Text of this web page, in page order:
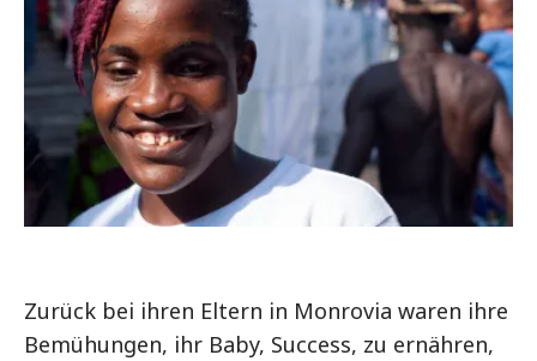
Zurück bei ihren Eltern in Monrovia waren ihre
Bemühungen, ihr Baby, Success, zu ernähren,